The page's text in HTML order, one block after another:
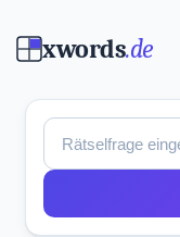
xwords.de